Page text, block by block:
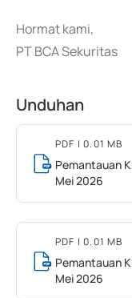
Hormat kami,
PT BCA Sekuritas
Unduhan
PDF | 0.01 MB
Pemantauan
Mei 2026
PDF | 0.01 MB
Pemantauan
Mei 2026